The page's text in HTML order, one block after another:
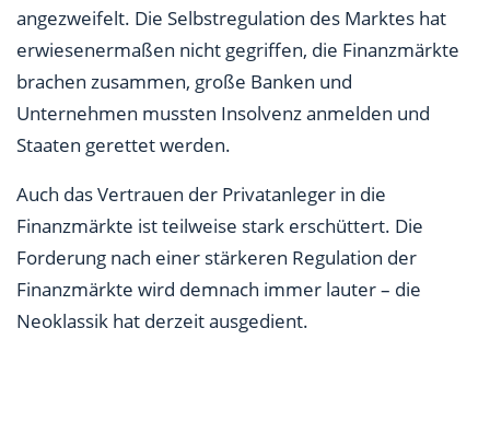
angezweifelt. Die Selbstregulation des Marktes hat
erwiesenermaßen nicht gegriffen, die Finanzmärkte
brachen zusammen, große Banken und
Unternehmen mussten Insolvenz anmelden und
Staaten gerettet werden.
Auch das Vertrauen der Privatanleger in die
Finanzmärkte ist teilweise stark erschüttert. Die
Forderung nach einer stärkeren Regulation der
Finanzmärkte wird demnach immer lauter – die
Neoklassik hat derzeit ausgedient.